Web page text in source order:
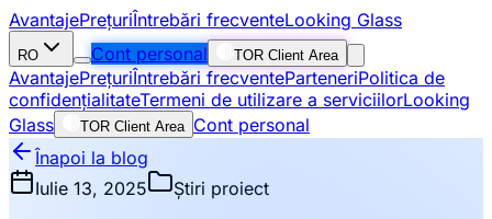
AvantajePrețuriÎntrebări frecventeLooking Glass
RO Cont personal TOR Client Area
AvantajePrețuriÎntrebări frecventeParteneriPolitica de
confidențialitateTermeni de utilizare a serviciilorLooking
Glass
TOR Client Area Cont personal
Înapoi la blog
Iulie 13, 2025
Știri proiect